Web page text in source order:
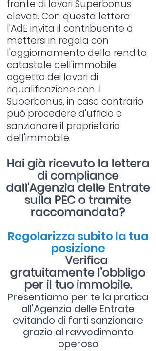
fronte di lavori Superbonus
elevati. Con questa lettera
l'AdE invita il contribuente a
mettersi in regola con
l'aggiornamento della rendita
catastale dell'immobile
oggetto dei lavori di
riqualificazione con il
Superbonus, in caso contrario
può procedere d'ufficio e
sanzionare il proprietario
dell'immobile.
Hai già ricevuto la lettera
di compliance
dall'Agenzia delle Entrate
sulla PEC o tramite
raccomandata?
Regolarizza subito la tua
posizione
Verifica
gratuitamente l'obbligo
per il tuo immobile.
Presentiamo per te la pratica
all'Agenzia delle Entrate
evitando di farti sanzionare
grazie al ravvedimento
operoso